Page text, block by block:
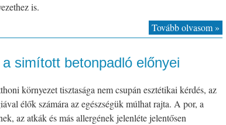
is.
Tovább olvasom »
simított betonpadló előnyei
környezet tisztasága nem csupán esztétikai kérdés, az
élők számára az egészségük múlhat rajta. A por, a
az atkák és más allergének jelenléte jelentősen